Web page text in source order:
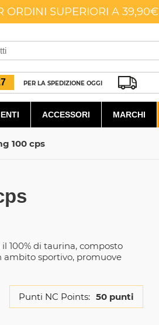
ORDINI SUPERIORI A 39,90€
PER LA SPEDIZIONE OGGI
ACCESSORI MARCHI
100 cps
100% di taurina, composto
ambito sportivo, promuove
Punti NC Points: 50 punti